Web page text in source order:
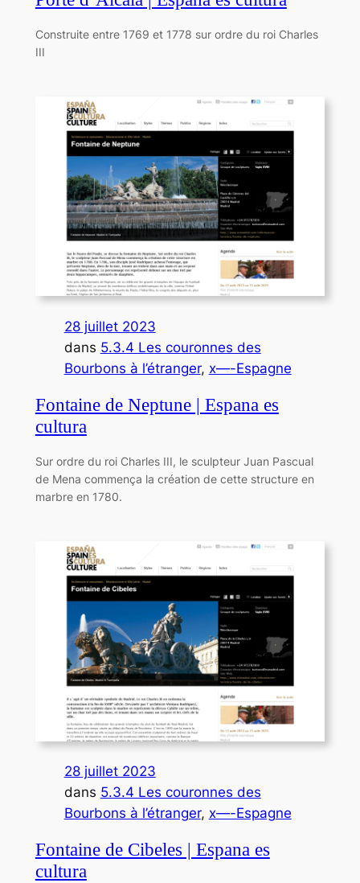
Construite entre 1769 et 1778 sur ordre du roi Charles
III
28 juillet 2023
dans 5.3.4 Les couronnes des
Bourbons à l’étranger, x—-Espagne
Fontaine de Neptune | Espana es
cultura
Sur ordre du roi Charles III, le sculpteur Juan Pascual
de Mena commença la création de cette structure en
marbre en 1780.
28 juillet 2023
dans 5.3.4 Les couronnes des
Bourbons à l’étranger, x—-Espagne
Fontaine de Cibeles | Espana es
cultura